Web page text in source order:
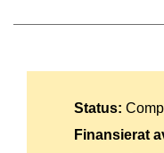
English
Status:
Finansierat